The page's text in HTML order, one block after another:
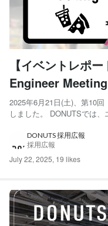
【イベントレポ
Engineer Meeting
2025年6月21日(土)、第10
しました。 DONUTSでは
に開催しています。
DONUTS 採用広報
採用広報
July 22, 2025, 19 likes